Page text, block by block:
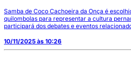
Samba de Coco Cachoeira da Onça é
quilombolas para representar a cultura
participará dos debates e eventos
10/11/2025 às 10:26